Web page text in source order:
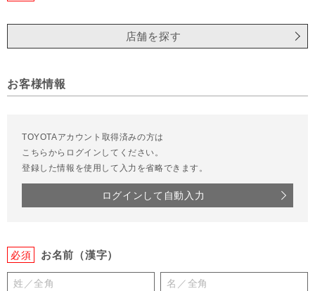
店舗を探す
お客様情報
TOYOTAアカウント取得済みの方は
こちらからログインしてください。
登録した情報を使用して入力を省略できます。
ログインして自動入力
必須 お名前（漢字）